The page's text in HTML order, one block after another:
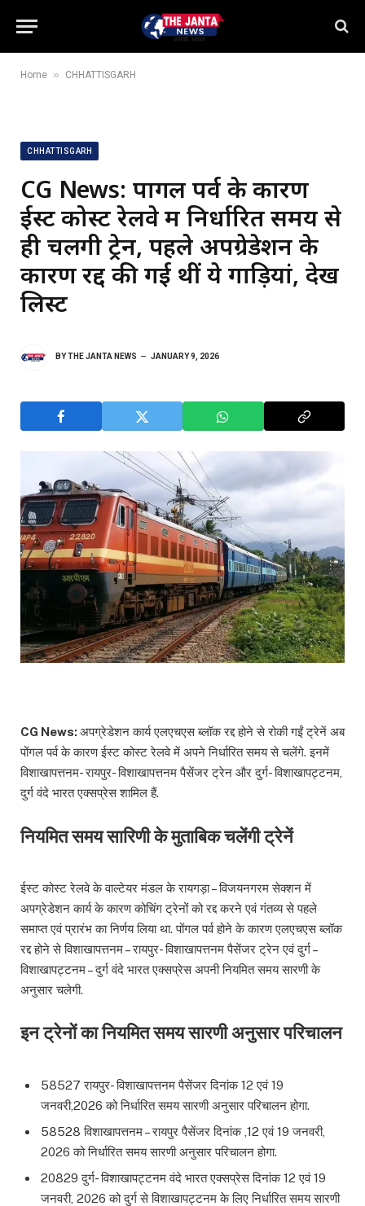
Home » CHHATTISGARH
CHHATTISGARH
CG News: पोंगल पर्व के कारण
ईस्ट कोस्ट रेलवे में निर्धारित समय से
ही चलेंगी ट्रेनें, पहले अपग्रेडेशन के
कारण रद्द की गई थीं ये गाड़ियां, देखें
लिस्ट
BYTHE JANTA NEWS JANUARY 9, 2026
CG News:अपग्रेडेशन कार्य एलएचएस ब्लॉक रद्द होने से रोकी गईं ट्रेनें अब
पोंगल पर्व के कारण ईस्ट कोस्ट रेलवे में अपने निर्धारित समय से चलेंगे. इनमें
विशाखापत्तनम- रायपुर- विशाखापत्तनम पैसेंजर ट्रेन और दुर्ग- विशाखापट्टनम,
दुर्ग वंदे भारत एक्सप्रेस शामिल हैं.
नियमित समय सारिणी के मुताबिक चलेंगी ट्रेनें
ईस्ट कोस्ट रेलवे के वाल्टेयर मंडल के रायगड़ा – विजयनगरम सेक्शन में
अपग्रेडेशन कार्य के कारण कोचिंग ट्रेनों को रद्द करने एवं गंतव्य से पहले
समाप्त एवं प्रारंभ का निर्णय लिया था. पोंगल पर्व होने के कारण एलएचएस ब्लॉक
रद्द होने से विशाखापत्तनम – रायपुर- विशाखापत्तनम पैसेंजर ट्रेन एवं दुर्ग –
विशाखापट्टनम – दुर्ग वंदे भारत एक्सप्रेस अपनी नियमित समय सारणी के
अनुसार चलेगी.
इन ट्रेनों का नियमित समय सारणी अनुसार परिचालन
58527 रायपुर- विशाखापत्तनम पैसेंजर दिनांक 12 एवं 19
जनवरी,2026 को निर्धारित समय सारणी अनुसार परिचालन होगा.
58528 विशाखापत्तनम – रायपुर पैसेंजर दिनांक ,12 एवं 19 जनवरी,
2026 को निर्धारित समय सारणी अनुसार परिचालन होगा.
20829 दुर्ग- विशाखापट्टनम वंदे भारत एक्सप्रेस दिनांक 12 एवं 19
जनवरी, 2026 को दुर्ग से विशाखापट्टनम के लिए निर्धारित समय सारणी